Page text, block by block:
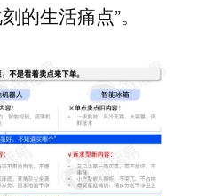
的生活痛点”。